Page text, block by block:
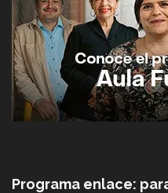
Programa enlace: